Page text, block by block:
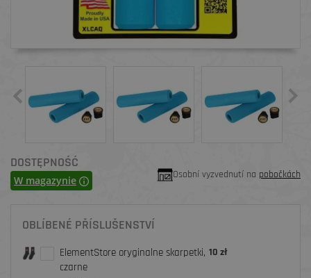
DOSTĘPNOŚĆ
W magazynie Osobní vyzvednutí na pobočkách
OBLÍBENÉ PŘÍSLUŠENSTVÍ
ElementStore oryginalne skarpetki,
czarne
10 zł